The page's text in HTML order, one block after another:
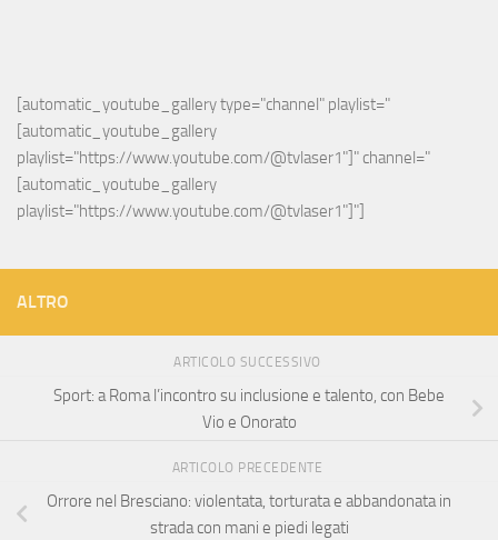
[automatic_youtube_gallery type="channel" playlist="
[automatic_youtube_gallery
playlist="https://www.youtube.com/@tvlaser1"]" channel="
[automatic_youtube_gallery
playlist="https://www.youtube.com/@tvlaser1"]"]
ALTRO
ARTICOLO SUCCESSIVO
Sport: a Roma l’incontro su inclusione e talento, con Bebe
Vio e Onorato
ARTICOLO PRECEDENTE
Orrore nel Bresciano: violentata, torturata e abbandonata in
strada con mani e piedi legati